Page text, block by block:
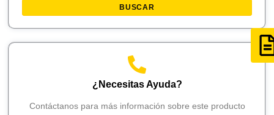
BUSCAR
¿Necesitas Ayuda?
Contáctanos para más información sobre este producto